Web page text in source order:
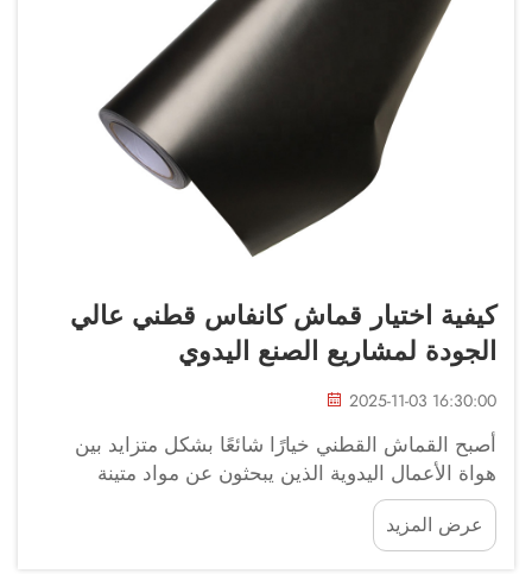
كيفية اختيار قماش كانفاس قطني عالي
الجودة لمشاريع الصنع اليدوي
2025-11-03 16:30:00
أصبح القماش القطني خيارًا شائعًا بشكل متزايد بين
هواة الأعمال اليدوية الذين يبحثون عن مواد متينة
ومتعددة الاستخدامات لمشاريعهم الإبداعية. سواء كنت
تصنع قطع ديكور منزلية، أو تُعدّ أعمالًا فنية مخصصة، أو
تصمّم عناصر عملية، فإن...
عرض المزيد